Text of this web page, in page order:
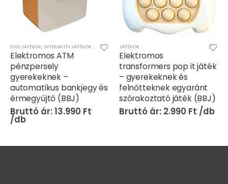
FIÚS JÁTÉKOK, INTERAKTÍV JÁTÉKOK,JÁTÉKOK LÁNYOS JÁTÉKOK
Elektromos ATM
pénzpersely
gyerekeknek –
automatikus bankjegy és
érmegyűjtő (BBJ)
13.990 Ft
JÁTÉKOK
Elektromos
transformers pop it játék
– gyerekeknek és
felnőtteknek egyaránt
szórakoztató játék (BBJ)
2.990 Ft